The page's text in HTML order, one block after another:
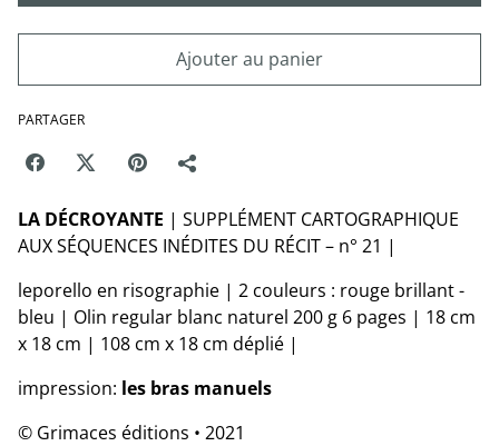
Ajouter au panier
PARTAGER
LA DÉCROYANTE | SUPPLÉMENT CARTOGRAPHIQUE
AUX SÉQUENCES INÉDITES DU RÉCIT – n° 21 |
leporello en risographie | 2 couleurs : rouge brillant -
bleu | Olin regular blanc naturel 200 g 6 pages | 18 cm
x 18 cm | 108 cm x 18 cm déplié |
impression: les bras manuels
© Grimaces éditions • 2021